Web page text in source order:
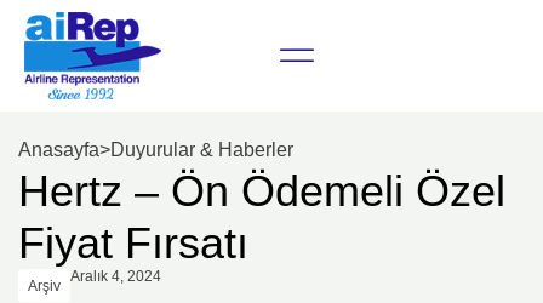
Anasayfa>Duyurular & Haberler
Hertz – Ön Ödemeli Özel
Fiyat Fırsatı
Arşiv
Aralık 4, 2024